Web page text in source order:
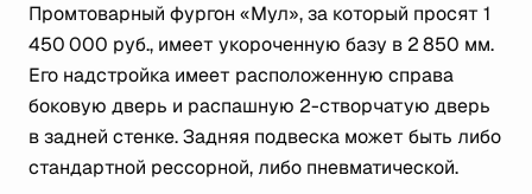
Промтоварный фургон «Мул», за который просят 1
450 000 руб., имеет укороченную базу в 2 850 мм.
Его надстройка имеет расположенную справа
боковую дверь и распашную 2-створчатую дверь
в задней стенке. Задняя подвеска может быть либо
стандартной рессорной, либо пневматической.